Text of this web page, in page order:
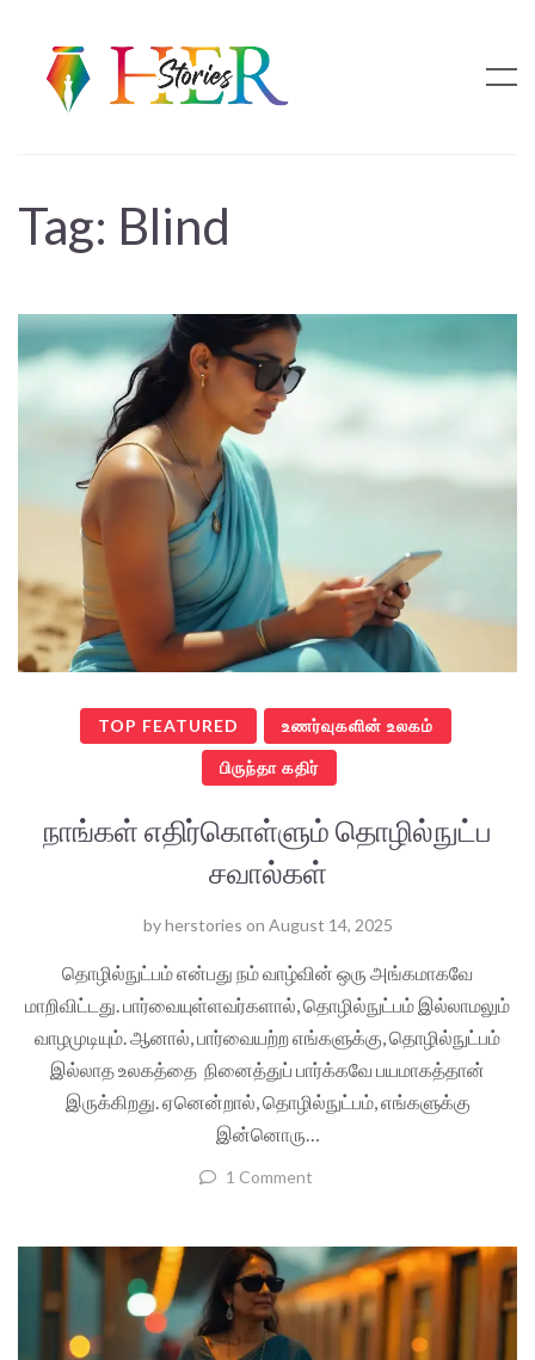
Tag: Blind
TOP FEATURED உணர்வுகளின் உலகம்
பிருந்தா கதிர்
நாங்கள் எதிர்கொள்ளும் தொழில்நுட்ப
சவால்கள்
byherstories on August 14, 2025
தொழில்நுட்பம் என்பது நம் வாழ்வின் ஒரு அங்கமாகவே
மாறிவிட்டது. பார்வையுள்ளவர்களால், தொழில்நுட்பம் இல்லாமலும்
வாழமுடியும். ஆனால், பார்வையற்ற எங்களுக்கு, தொழில்நுட்பம்
இல்லாத உலகத்தை நினைத்துப் பார்க்கவே பயமாகத்தான்
இருக்கிறது. ஏனென்றால், தொழில்நுட்பம், எங்களுக்கு
இன்னொரு…
1 Comment